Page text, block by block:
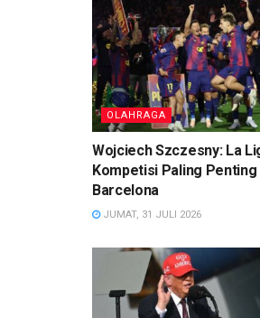
OLAHRAGA
Wojciech Szczesny: La
Kompetisi Paling Penting
Barcelona
JUMAT, 31 JULI 2026